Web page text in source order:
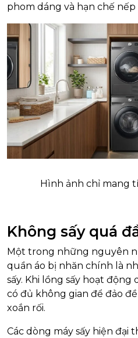
phom dáng và hạn chế
Hình ảnh chỉ mang
Không sấy quá
Một trong những nguyên
quần áo bị nhăn chính là
sấy. Khi lồng sấy hoạt động
có đủ không gian để đảo
xoắn rối.
Các dòng máy sấy hiện đại